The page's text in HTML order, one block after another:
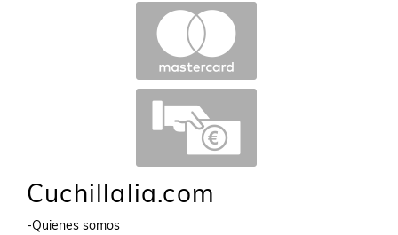
Cuchillalia.com
-Quienes somos